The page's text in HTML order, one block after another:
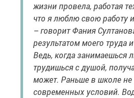
жизни провела, работая
что я люблю свою работу
– говорит Фания
результатом моего труда
Ведь, когда
трудишься с душой,
может. Раньше в школе не
современных условий.